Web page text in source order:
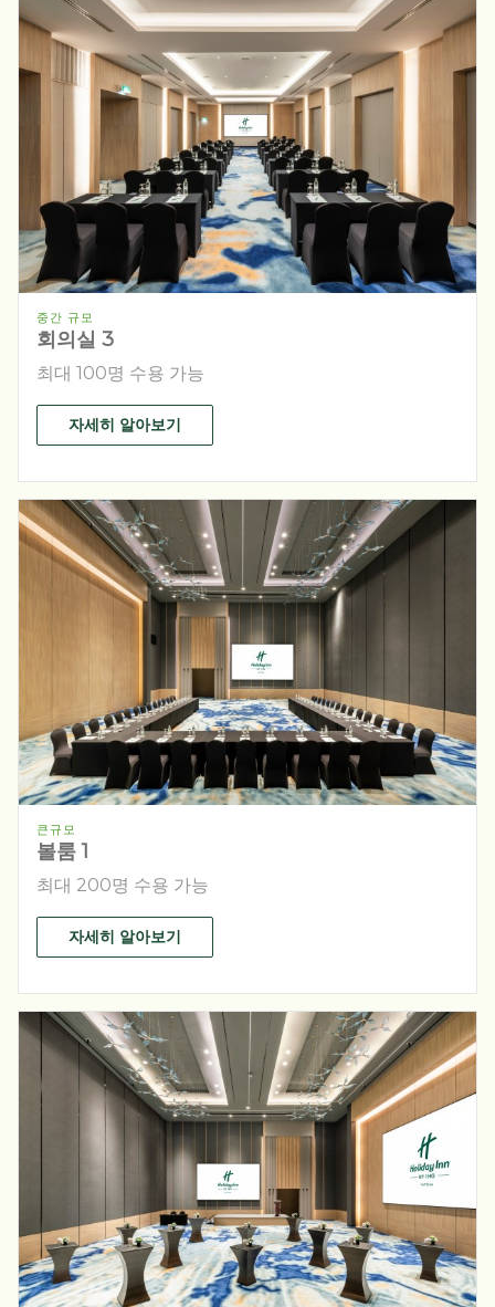
중간 규모
회의실 3
최대 100명 수용 가능
자세히 알아보기
큰규모
볼룸 1
최대 200명 수용 가능
자세히 알아보기